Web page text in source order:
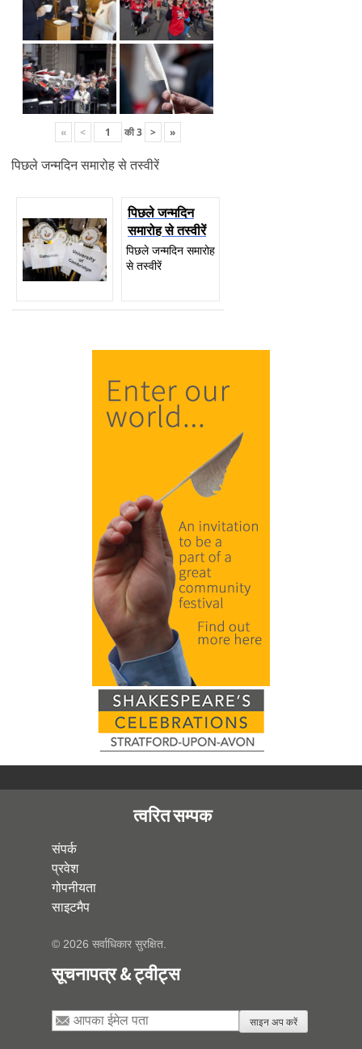
« < की3 > »
पिछले जन्मदिन समारोह से तस्वीरें
पिछले जन्मदिन
समारोह से तस्वीरें
पिछले जन्मदिन समारोह
से तस्वीरें
त्वरित सम्पक
संपर्क
प्रवेश
गोपनीयता
साइटमैप
© 2026 सर्वाधिकार सुरक्षित.
सूचनापत्र & ट्वीट्स